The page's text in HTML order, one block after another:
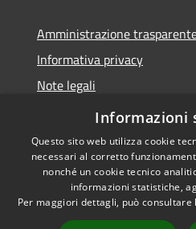
Amministrazione
Informativa privacy
Note legali
Dichiarazione di accessibilità
Accessibilità
Informazioni
Questo sito web utilizza cookie
necessari al corretto
nonché un cookie tecnico
informazioni statistiche,
Per maggiori dettagli, può consultare